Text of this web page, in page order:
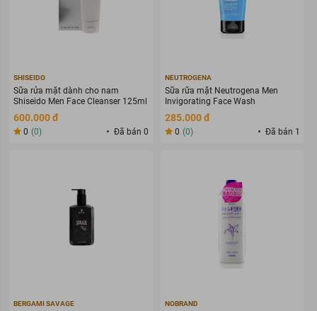
SHISEIDO
Sữa rửa mặt dành cho nam
Shiseido Men Face Cleanser 125ml
600.000 đ
0 (0) Đã bán 0
NEUTROGENA
Sữa rữa mặt Neutrogena Men
Invigorating Face Wash
285.000 đ
0 (0) Đã bán 1
BERGAMI SAVAGE NOBRAND